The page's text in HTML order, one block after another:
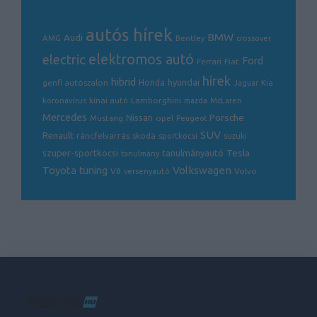
AMG Audi autós hírek Bentley BMW crossover
electric elektromos autó Ferrari Fiat Ford
genfi autószalon hibrid Honda hyundai hírek Jaguar Kia
koronavírus kínai autó Lamborghini mazda McLaren
Mercedes Mustang Nissan opel Peugeot Porsche
Renault ráncfelvarrás skoda sportkocsi SUV suzuki
szuper-sportkocsi tanulmány tanulmányautó Tesla
Toyota tuning V8 versenyautó Volkswagen Volvo